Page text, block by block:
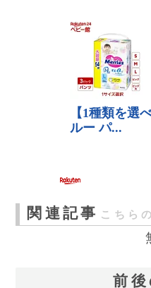
関連記事 こちら
前